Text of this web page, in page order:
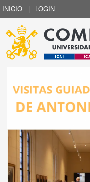
INICIO | LOGIN